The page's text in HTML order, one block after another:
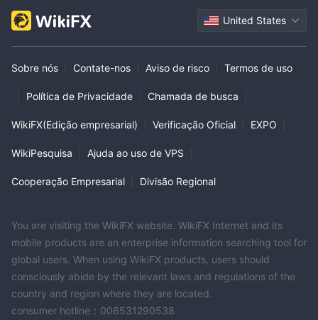
United States
Sobre nós Contate-nos Aviso de risco Termos de uso
Política de Privacidade Chamada de busca
WikiFX(Edição empresarial) Verificação Oficial EXPO
WikiPesquisa Ajuda ao uso de VPS
Cooperação Empresarial Divisão Regional
You are visiting the WikiFX website. WikiFX Internet and its
mobile products are an enterprise information searching tool for
global users. When using WikiFX products, users should
consciously abide by the relevant laws and regulations of the
country and region where they are located.
consumer hotline：006531290538